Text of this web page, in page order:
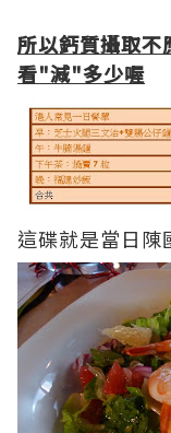
所以鈣質攝取不
看"減"多少喔
這碟就是當日陳